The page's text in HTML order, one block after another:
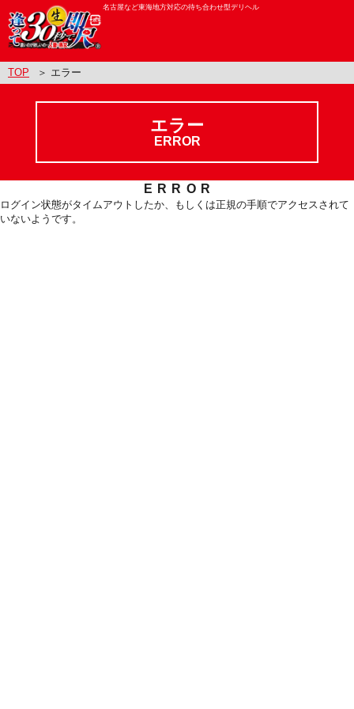
名古屋など東海地方対応の待ち合わせ型デリヘル
TOP ＞ エラー
エラー
ERROR
ERROR
ログイン状態がタイムアウトしたか、もしくは正規の手順でアクセスされて
いないようです。